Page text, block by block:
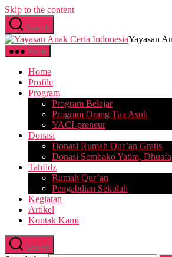
Skip to the content
Search
Yayasan
Menu
Home
Profile
Program
Program Belajar
Program Orang Tua Asuh
YACI-preneur
Donasi
Donasi Rumah Qur’an Gratis
Donasi Sembako Yatim,
Tahfidz
Rumah Qur’an
Pengabdian Sekolah
Kegiatan
Artikel
Kontak Kami
Search